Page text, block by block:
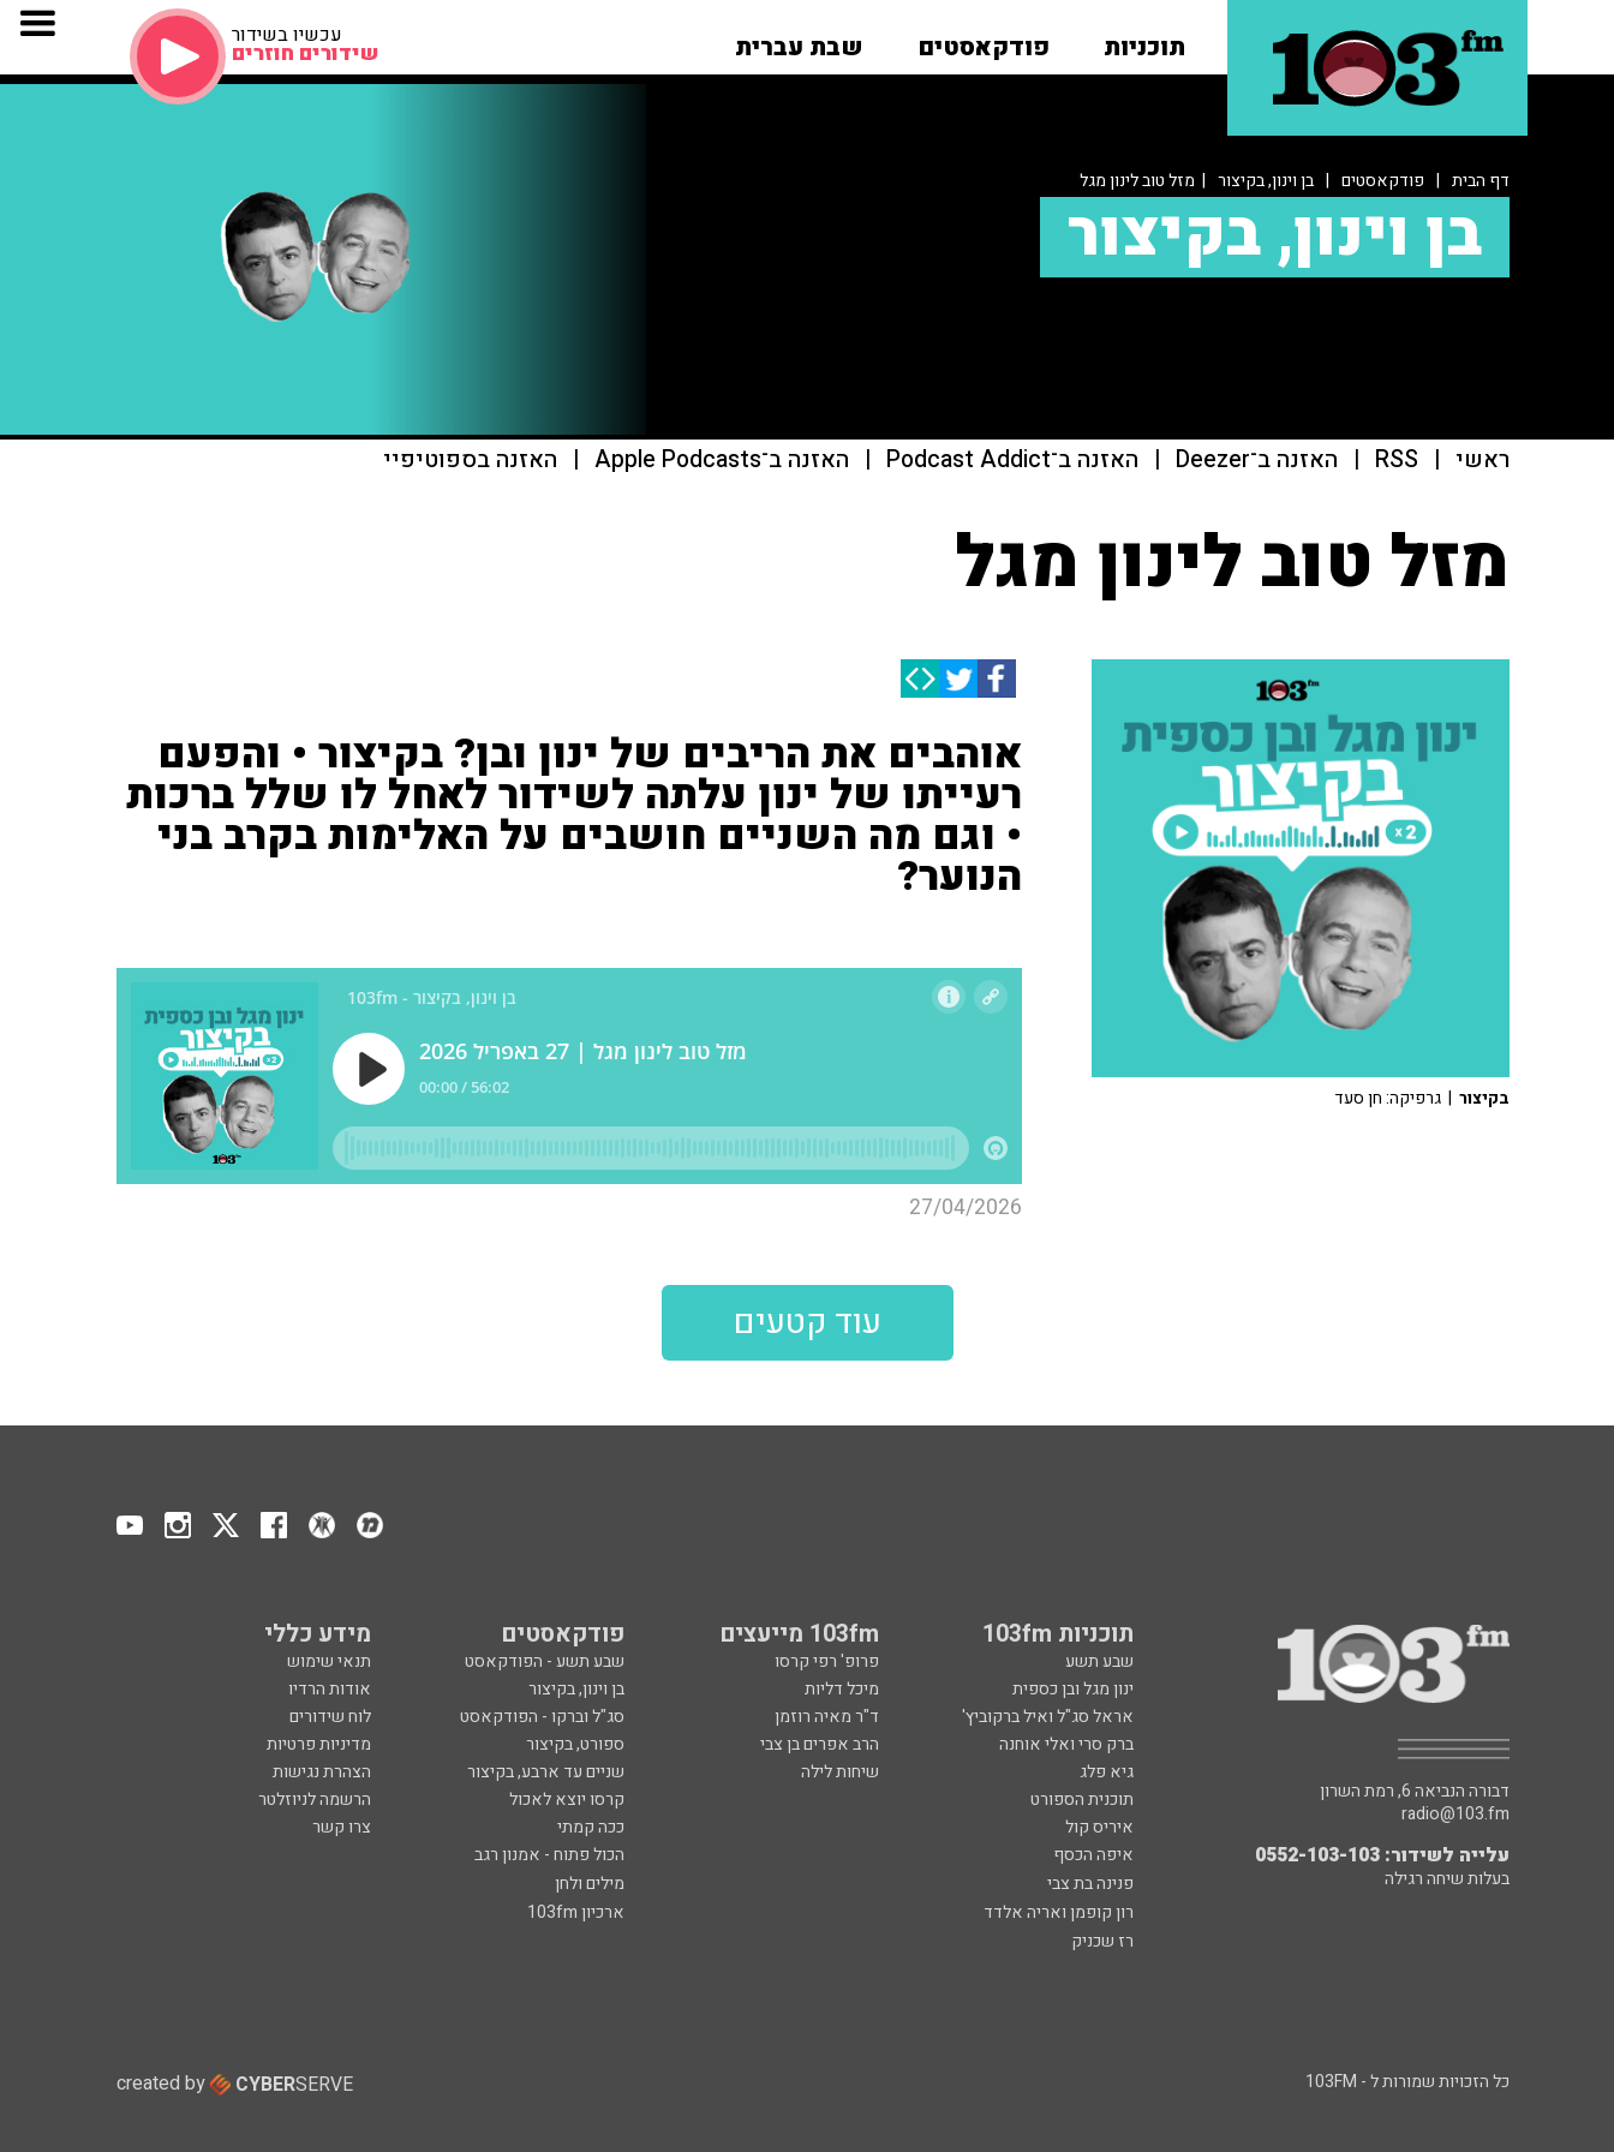
תוכניות פודקאסטים שבת עברית עכשיו בשידור
שידורים חוזרים
דף הבית | פודקאסטים | בן וינון, בקיצור | מזל טוב לינון מגל
בן וינון, בקיצור
ראשי |
RSS
| האזנה ב־Deezer | האזנה ב־Podcast Addict | האזנה ב־Apple Podcasts | האזנה בספוטיפיי
מזל טוב לינון מגל
אוהבים את הריבים של ינון ובן? בקיצור • והפעם
רעייתו של ינון עלתה לשידור לאחל לו שלל ברכות
• וגם מה השניים חושבים על האלימות בקרב בני
הנוער?
27/04/2026
בקיצור | גרפיקה: חן סעד
עוד קטעים
תוכניות 103fm 103fm מייעצים פודקאסטים מידע כללי
שבע תשע פרופ' רפי קרסו שבע תשע - הפודקאסט
תנאי שימוש
ינון מגל ובן כספית
מיכל דליות בן וינון, בקיצור
אודות הרדיו
אראל סג"ל ואיל ברקוביץ'
ד"ר מאיה רוזמן סג"ל וברקו - הפודקאסט
לוח שידורים
ברק סרי ואלי אוחנה
הרב אפרים בן צבי ספורט, בקיצור
מדיניות פרטיות
גיא פלג
שיחות לילה שניים עד ארבע, בקיצור
הצהרת נגישות
תוכנית הספורט
קרסו יוצא לאכול
הרשמה לניוזלטר
איריס קול
ככה קמתי
צרו קשר
איפה הכסף
הכול פתוח - אמנון רגב
פנינה בת צבי
מילים ולחן
רון קופמן ואריה אלדד
ארכיון 103fm
רז שכניק
דבורה הנביאה 6, רמת השרון
radio@103.fm
עלייה לשידור: 0552-103-103
בעלות שיחה רגילה
כל הזכויות שמורות ל - 103FM created by CYBERSERVE